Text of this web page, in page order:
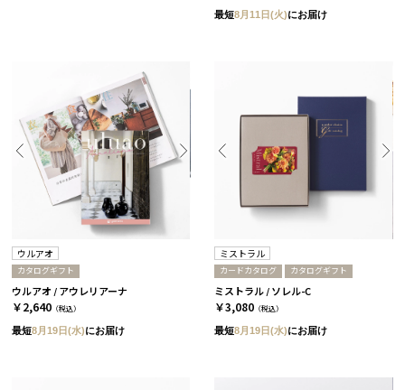
最短8月11日(火)にお届け
ウルアオ
カタログギフト
ウルアオ / アウレリアーナ
￥2,640 （税込）
最短8月19日(水)にお届け
ミストラル
カードカタログ カタログギフト
ミストラル / ソレル-C
￥3,080 （税込）
最短8月19日(水)にお届け